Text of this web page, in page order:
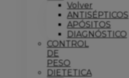
Volver
ANTISÉPTICOS
APÓSITOS
DIAGNÓSTICO
CONTROL
DE
PESO
DIETETICA